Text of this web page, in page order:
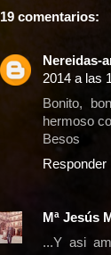
19 comentarios:
Nereidas-
2014 a las
Bonito,
hermoso
Besos
Responder
Mª Jesús
...Y asi